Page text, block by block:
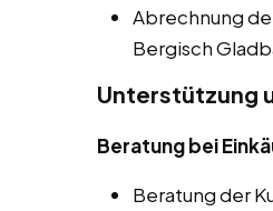
Abrechnung
Bergisch
Unterstützung
Beratung bei
Beratung der